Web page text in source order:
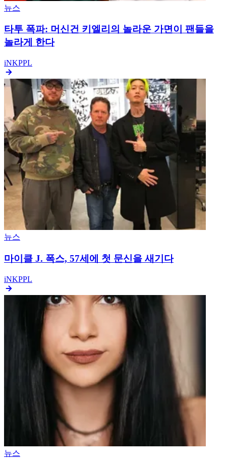
뉴스
타투 폭파: 머신건 키엘리의 놀라운 가면이 팬들을
놀라게 한다
iNKPPL
뉴스
마이클 J. 폭스, 57세에 첫 문신을 새기다
iNKPPL
뉴스